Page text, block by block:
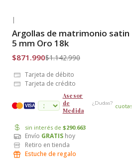
Envío Gratis
|
Argollas de matrimonio satin
5 mm Oro 18k
$871.990$1.142.990
Tarjeta de débito
Tarjeta de crédito
VISA
Asesor
de
Medida
¿Dudas? cuotas
sin interés de $290.663
Envío GRATIS hoy
Retiro en tienda
Estuche de regalo